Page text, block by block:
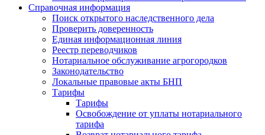
Справочная информация
Поиск открытого наследственного дела
Проверить доверенность
Единая информационная линия
Реестр переводчиков
Нотариальное обслуживание агрогородков
Законодательство
Локальные правовые акты БНП
Тарифы
Тарифы
Освобождение от уплаты нотариального
тарифа